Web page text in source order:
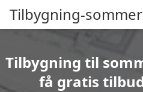
Tilbygning-
Tilbygning til
få gratis